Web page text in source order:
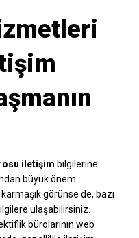
iletişim bilgilerine
büyük önem
görünse de, bazı
ulaşabilirsiniz.
bürolarının web